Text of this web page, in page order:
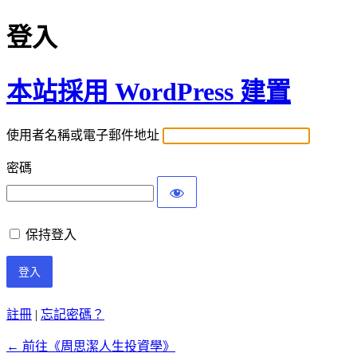
登入
本站採用 WordPress 建置
使用者名稱或電子郵件地址
密碼
保持登入
註冊 | 忘記密碼？
← 前往《周思潔人生投資學》